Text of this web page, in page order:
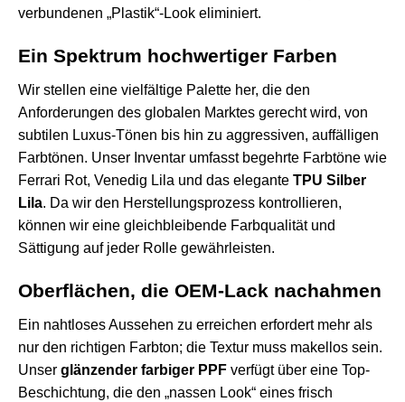
verbundenen „Plastik“-Look eliminiert.
Ein Spektrum hochwertiger Farben
Wir stellen eine vielfältige Palette her, die den
Anforderungen des globalen Marktes gerecht wird, von
subtilen Luxus-Tönen bis hin zu aggressiven, auffälligen
Farbtönen. Unser Inventar umfasst begehrte Farbtöne wie
Ferrari Rot, Venedig Lila und das elegante TPU Silber
Lila. Da wir den Herstellungsprozess kontrollieren,
können wir eine gleichbleibende Farbqualität und
Sättigung auf jeder Rolle gewährleisten.
Oberflächen, die OEM-Lack nachahmen
Ein nahtloses Aussehen zu erreichen erfordert mehr als
nur den richtigen Farbton; die Textur muss makellos sein.
Unser glänzender farbiger PPF verfügt über eine Top-
Beschichtung, die den „nassen Look“ eines frisch